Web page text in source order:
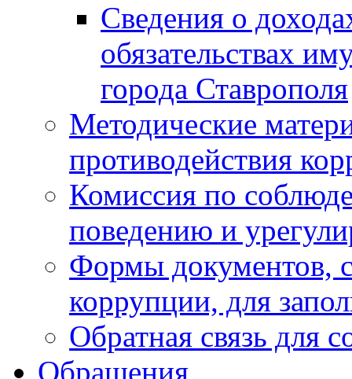
Сведения о
обязательствах
города Ставрополя
Методические
противодействия
Комиссия по
поведению и
Формы документов,
коррупции, для
Обратная связь для
Обращения